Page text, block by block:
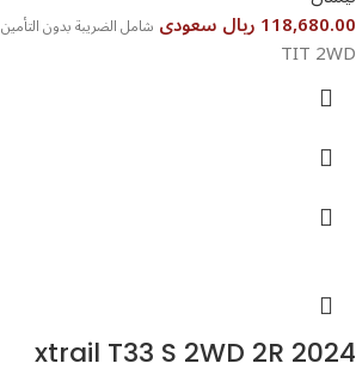
118,680.00 ريال سعودى شامل الضريبة بدون التأمين
TIT 2WD
xtrail T33 S 2WD 2R 2024